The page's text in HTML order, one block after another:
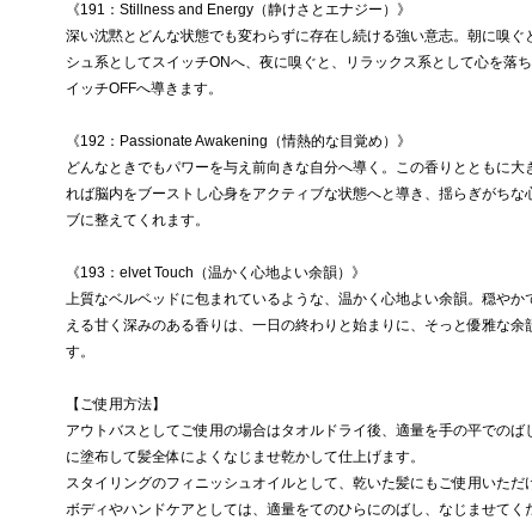
《191：Stillness and Energy（静けさとエナジー）》
深い沈黙とどんな状態でも変わらずに存在し続ける強い意志。朝に嗅ぐ
シュ系としてスイッチONへ、夜に嗅ぐと、リラックス系として心を落
イッチOFFへ導きます。
《192：Passionate Awakening（情熱的な目覚め）》
どんなときでもパワーを与え前向きな自分へ導く。この香りとともに大
れば脳内をブーストし心身をアクティブな状態へと導き、揺らぎがちな
ブに整えてくれます。
《193：elvet Touch（温かく心地よい余韻）》
上質なベルベッドに包まれているような、温かく心地よい余韻。穏やか
える甘く深みのある香りは、一日の終わりと始まりに、そっと優雅な余
す。
【ご使用方法】
アウトバスとしてご使用の場合はタオルドライ後、適量を手の平でのば
に塗布して髪全体によくなじませ乾かして仕上げます。
スタイリングのフィニッシュオイルとして、乾いた髪にもご使用いただ
ボディやハンドケアとしては、適量をてのひらにのばし、なじませてく